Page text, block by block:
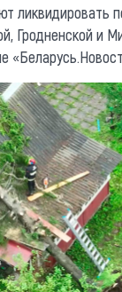
ликвидировать
Гродненской и